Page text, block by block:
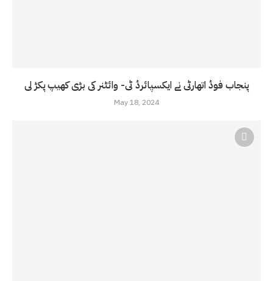
پنجاب فوڈ اتھارٹی نے ایکسپائرڈ ٹی- وائٹنر کی بڑی کھیپ پکڑ لی
May 18, 2024